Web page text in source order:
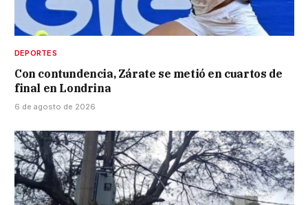
DEPORTES
Con contundencia, Zárate se metió en cuartos de
final en Londrina
6 de agosto de 2026